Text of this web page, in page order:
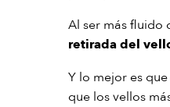
Al ser más fluido
retirada del
Y lo mejor es
que los vellos